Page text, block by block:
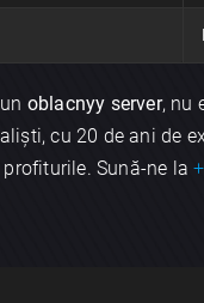
oblacnyy server, nu
cu 20 de ani de
Sună-ne la